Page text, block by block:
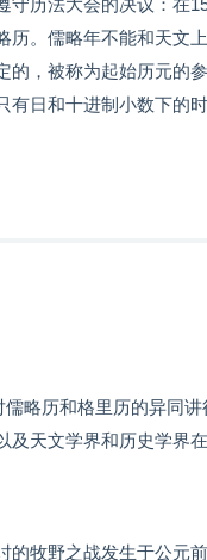
。儒略年不能和天文
，被称为起始历元的
日和十进制小数下的时
略历和格里历的异同
天文学界和历史学界
牧野之战发生于公元